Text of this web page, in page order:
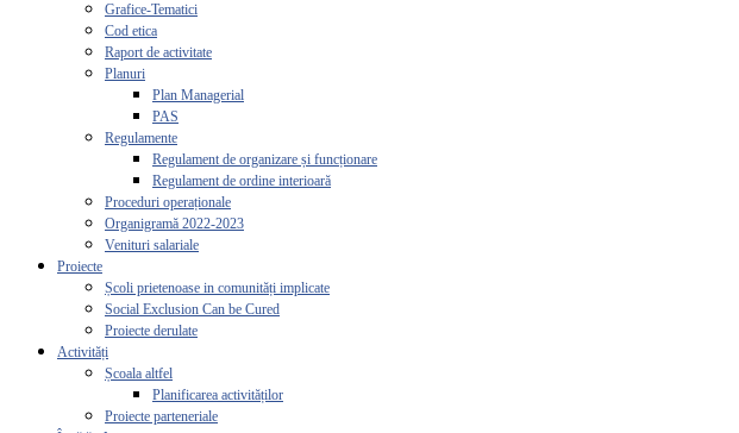
Grafice-Tematici
Cod etica
Raport de activitate
Planuri
Plan Managerial
PAS
Regulamente
Regulament de organizare și funcționare
Regulament de ordine interioară
Proceduri operaționale
Organigramă 2022-2023
Venituri salariale
Proiecte
Școli prietenoase in comunități implicate
Social Exclusion Can be Cured
Proiecte derulate
Activități
Școala altfel
Planificarea activităților
Proiecte parteneriale